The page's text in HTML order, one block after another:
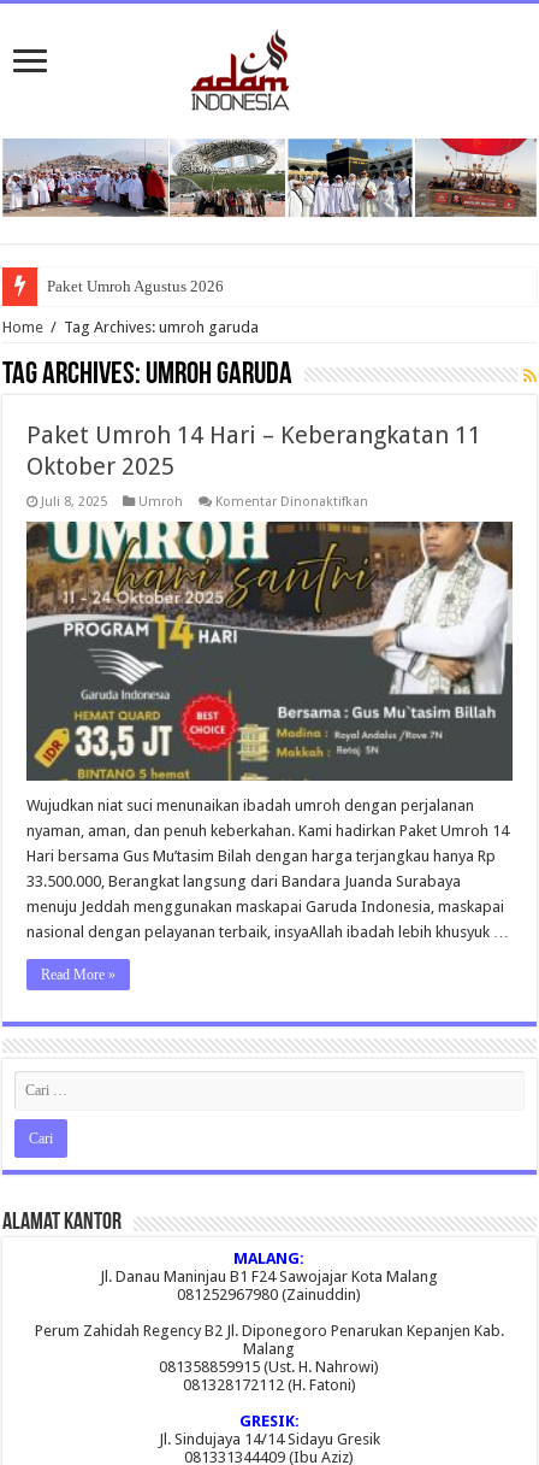
Paket Umroh Agustus 2026
Home / Tag Archives: umroh garuda
Tag Archives: umroh garuda
Paket Umroh 14 Hari – Keberangkatan 11
Oktober 2025
Juli 8, 2025 Umroh Komentar Dinonaktifkan
Umroh
14
Hari
–
Keberangkatan
11
Oktober
2025
Wujudkan niat suci menunaikan ibadah umroh dengan perjalanan
nyaman, aman, dan penuh keberkahan. Kami hadirkan Paket Umroh 14
Hari bersama Gus Mu’tasim Bilah dengan harga terjangkau hanya Rp
33.500.000, Berangkat langsung dari Bandara Juanda Surabaya
menuju Jeddah menggunakan maskapai Garuda Indonesia, maskapai
nasional dengan pelayanan terbaik, insyaAllah ibadah lebih khusyuk …
Read More »
Alamat Kantor
MALANG:
Jl. Danau Maninjau B1 F24 Sawojajar Kota Malang
081252967980 (Zainuddin)
Perum Zahidah Regency B2 Jl. Diponegoro Penarukan Kepanjen Kab.
Malang
081358859915 (Ust. H. Nahrowi)
081328172112 (H. Fatoni)
GRESIK:
Jl. Sindujaya 14/14 Sidayu Gresik
081331344409 (Ibu Aziz)